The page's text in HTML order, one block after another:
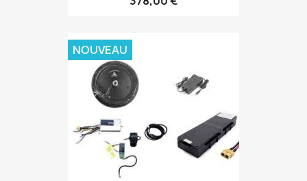
NOUVEAU